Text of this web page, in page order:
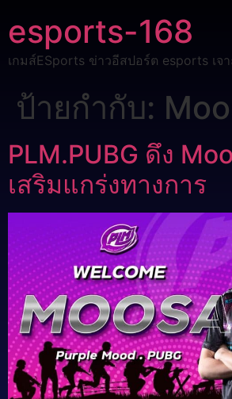
esports-168
เกมส์ESports ข่าวอีสปอร์ต esports เจ
ป้ายกำกับ:
PLM.PUBG ดึง
เสริมแกร่งทางการ